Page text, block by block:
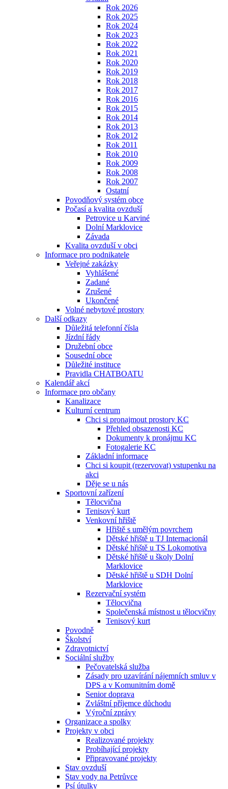
Rok 2026
Rok 2025
Rok 2024
Rok 2023
Rok 2022
Rok 2021
Rok 2020
Rok 2019
Rok 2018
Rok 2017
Rok 2016
Rok 2015
Rok 2014
Rok 2013
Rok 2012
Rok 2011
Rok 2010
Rok 2009
Rok 2008
Rok 2007
Ostatní
Povodňový systém obce
Počasí a kvalita ovzduší
Petrovice u Karviné
Dolní Marklovice
Závada
Kvalita ovzduší v obci
Informace pro podnikatele
Veřejné zakázky
Vyhlášené
Zadané
Zrušené
Ukončené
Volné nebytové prostory
Další odkazy
Důležitá telefonní čísla
Jízdní řády
Družební obce
Sousední obce
Důležité instituce
Pravidla CHATBOATU
Kalendář akcí
Informace pro občany
Kanalizace
Kulturní centrum
Chci si pronajmout prostory KC
Přehled obsazenosti KC
Dokumenty k pronájmu KC
Fotogalerie KC
Základní informace
Chci si koupit (rezervovat) vstupenku na
akci
Děje se u nás
Sportovní zařízení
Tělocvična
Tenisový kurt
Venkovní hřiště
Hřiště s umělým povrchem
Dětské hřiště u TJ Internacionál
Dětské hřiště u TS Lokomotiva
Dětské hřiště u školy Dolní
Marklovice
Dětské hřiště u SDH Dolní
Marklovice
Rezervační systém
Tělocvična
Společenská místnost u tělocvičny
Tenisový kurt
Povodně
Školství
Zdravotnictví
Sociální služby
Pečovatelská služba
Zásady pro uzavírání nájemních smluv v
DPS a v Komunitním domě
Senior doprava
Zvláštní příjemce důchodu
Výroční zprávy
Organizace a spolky
Projekty v obci
Realizované projekty
Probíhající projekty
Připravované projekty
Stav ovzduší
Stav vody na Petrůvce
Psí útulky